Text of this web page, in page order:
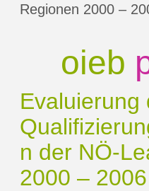
Regionen 2000 –
oieb
Evaluierung
n der NÖ-
2000 – 2006